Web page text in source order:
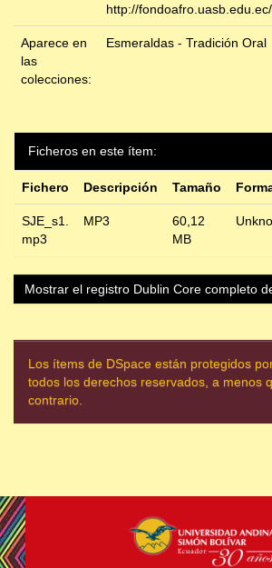
http://
Aparece en
las
colecciones:
Esmeraldas - Tradición Oral
Ficheros en este ítem:
Fichero Descripción Tamaño
SJE_s1.
mp3
MP3
60,12
MB
Mostrar el registro Dublin Core completo
Los ítems de DSpace están protegidos
todos los derechos reservados, a menos
contrario.